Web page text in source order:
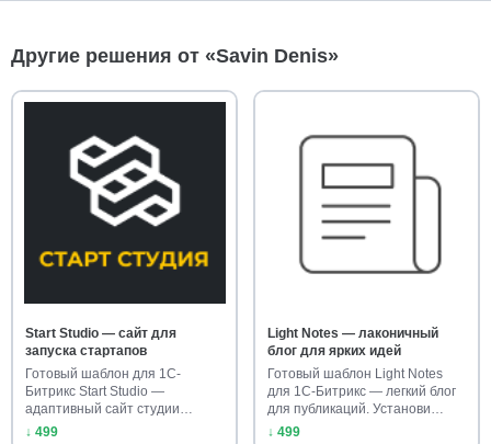
Другие решения от «Savin Denis»
Start Studio — сайт для
запуска стартапов
Готовый шаблон для 1С-
Битрикс Start Studio —
адаптивный сайт студии
стартапа. Ус…
↓ 499
Light Notes — лаконичный
блог для ярких идей
Готовый шаблон Light Notes
для 1С-Битрикс — легкий блог
для публикаций. Установи…
↓ 499